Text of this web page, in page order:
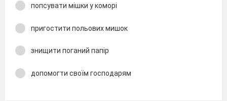
попсувати мішки у коморі
пригостити польових мишок
знищити поганий папір
допомогти своїм господарям